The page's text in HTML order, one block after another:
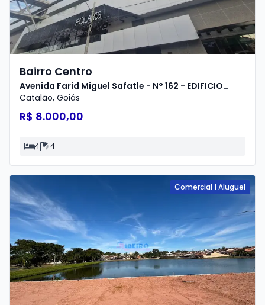
Bairro Centro
Avenida Farid Miguel Safatle - N° 162 - EDIFICIO
PEROLA
Catalão, Goiás
R$ 8.000,00
4 4
Comercial |Aluguel